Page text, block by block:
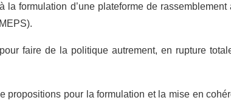
la formulation d’une plateforme de rassemblement
faire de la politique autrement, en rupture
propositions pour la formulation et la mise en